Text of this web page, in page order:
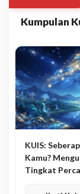
Kumpulan
KUIS:
Kamu?
Tingkat